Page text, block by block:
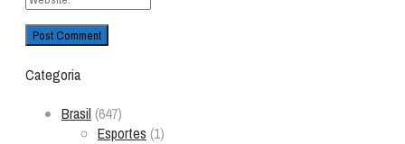
Categoria
Brasil (647)
Esportes (1)